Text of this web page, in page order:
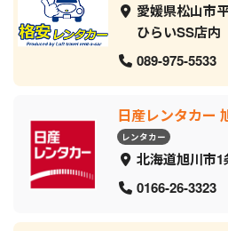
愛媛県松山市
ひらいSS店内
089-975-5533
日産レンタカー
レンタカー
北海道旭川市1
0166-26-3323